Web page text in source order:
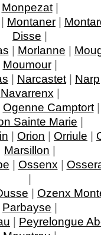
Monpezat|
| Montaner |
Disse |
| Morlanne |
Moumour|
| Narcastet | Narp
Navarrenx |
Ogenne Camptort
Sainte Marie |
| Orion | Orriule |
Marsillon |
| Ossenx |
|
| Ozenx
Parbayse |
| Peyrelongue